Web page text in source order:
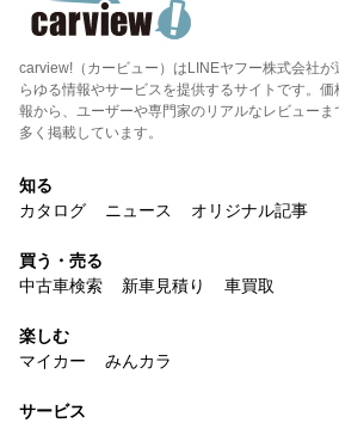
carview!（カービュー）はLINEヤフー株式会社
らゆる情報やサービスを提供するサイトです。
報から、ユーザーや専門家のリアルなレビュー
多く掲載しています。
知る
カタログ
ニュース オリジナル記事
買う・売る
中古車検索
新車見積り 車買取
楽しむ
マイカー
みんカラ
サービス